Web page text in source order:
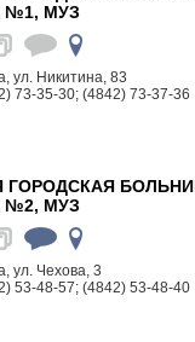
№1, МУЗ
ул. Никитина, 83
73-35-30; (4842) 73-37-36
ГОРОДСКАЯ
№2, МУЗ
ул. Чехова, 3
53-48-57; (4842) 53-48-40